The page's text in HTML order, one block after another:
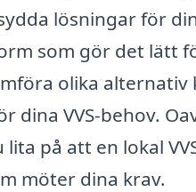
lösningar för
som gör det lätt
olika
dina VVS-behov.
på att en lokal
möter dina krav.